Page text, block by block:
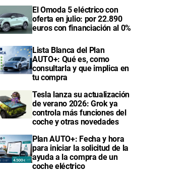
El Omoda 5 eléctrico con
oferta en julio: por 22.890
euros con financiación al 0%
Lista Blanca del Plan
AUTO+: Qué es, como
consultarla y que implica en
tu compra
Tesla lanza su actualización
de verano 2026: Grok ya
controla más funciones del
coche y otras novedades
Plan AUTO+: Fecha y hora
para iniciar la solicitud de la
ayuda a la compra de un
coche eléctrico